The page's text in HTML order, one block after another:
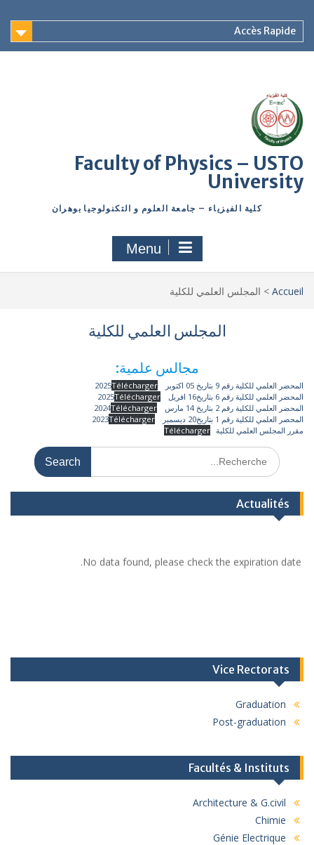
Accès Rapide
Faculty of Physics – USTO
University
كلية الفيزياء – جامعة العلوم و التكنولوجيا بوهران
Menu
Accueil
> المجلس العلمي للكلية
المجلس العلمي للكلية
مجالس علمية:
المحضر العلمي للكلية رقم 9 بتاريخ 05 اكتوبر 2025
Télécharger
المحضر العلمي للكلية رقم 6 بتاريخ16 افريل 2025
Télécharger
المحضر العلمي للكلية رقم 2 بتاريخ 14 مارس 2024
Télécharger
المحضر العلمي للكلية رقم 1 بتاريخ20 ديسمبر 2023
Télécharger
مقرر المجلس العلمي للكلية Télécharger
Actualités
No data found, please check the expiration date.
Vice Rectorats
Graduation
Post-graduation
Facultés & Instituts
Architecture & G.civil
Chimie
Génie Electrique